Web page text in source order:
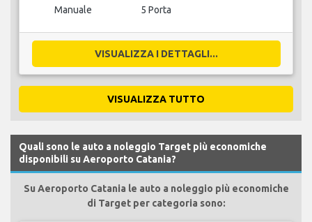
Manuale 5 Porta
VISUALIZZA I DETTAGLI...
VISUALIZZA TUTTO
Quali sono le auto a noleggio Target più economiche
disponibili su Aeroporto Catania?
Su Aeroporto Catania le auto a noleggio più economiche
di Target per categoria sono: